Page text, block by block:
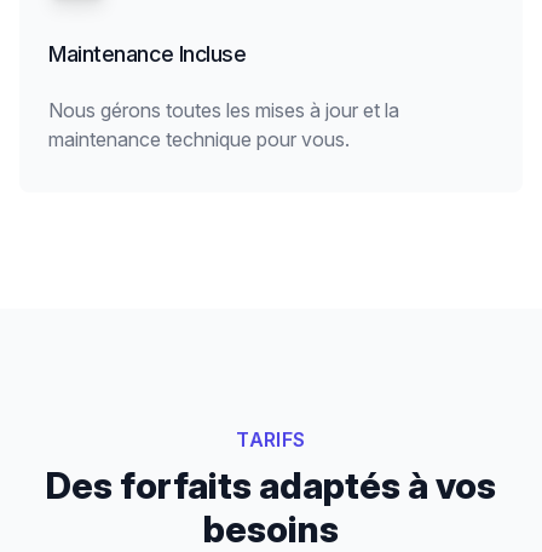
Maintenance Incluse
Nous gérons toutes les mises à jour et la
maintenance technique pour vous.
TARIFS
Des forfaits adaptés à vos
besoins